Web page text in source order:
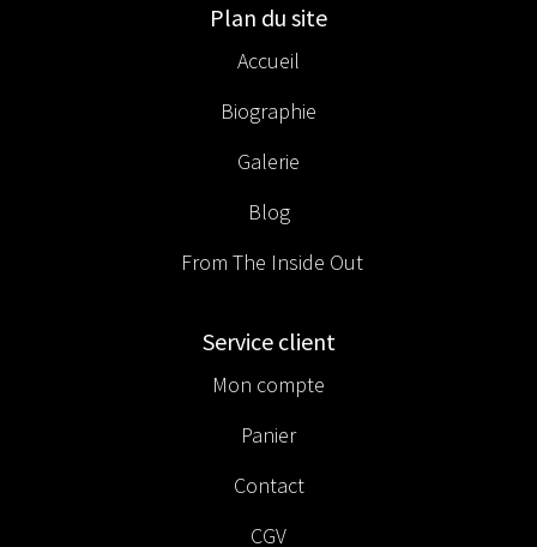
Plan du site
Accueil
Biographie
Galerie
Blog
From The Inside Out
Service client
Mon compte
Panier
Contact
CGV